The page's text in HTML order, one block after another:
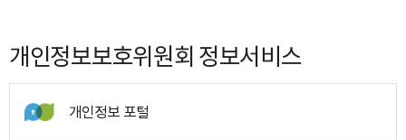
개인정보보호위원회 정보서비스
개인정보 포털